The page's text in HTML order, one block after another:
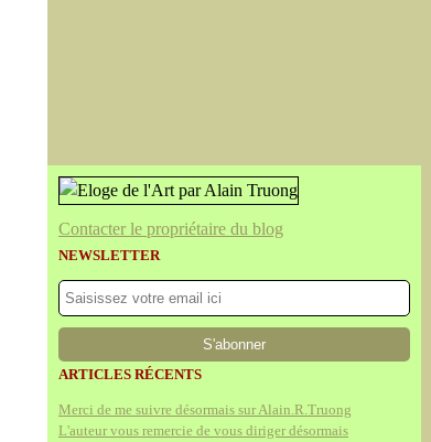
Contacter le propriétaire du blog
NEWSLETTER
ARTICLES RÉCENTS
Merci de me suivre désormais sur Alain.R.Truong
L'auteur vous remercie de vous diriger désormais